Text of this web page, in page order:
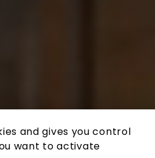
and gives you control
want to activate